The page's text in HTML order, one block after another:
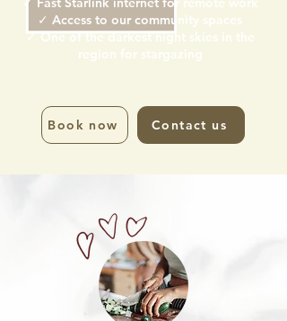
✓ Access to our community spaces
✓ One of the darkest night skies in the
region for stargazing
Book now Contact us